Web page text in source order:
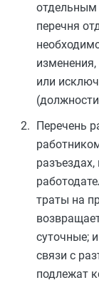
отдельным
перечня
или
Перечень
траты на
суточные;
связи с
подлежат